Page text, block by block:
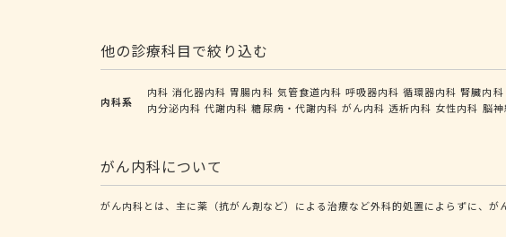
他の診療科目で絞り込む
内科系
内科 消化器内科 胃腸内科 気管食道内科 呼吸器内科 循環器内科 腎臓内科
内分泌内科 代謝内科 糖尿病・代謝内科 がん内科 透析内科 女性内科 脳
がん内科について
がん内科とは、主に薬（抗がん剤など）による治療など外科的処置によらずに、が